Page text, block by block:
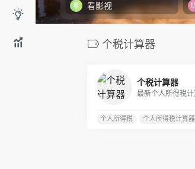
看影视
个税计算器
个税计算器
个人所得税 个人所得税计算器